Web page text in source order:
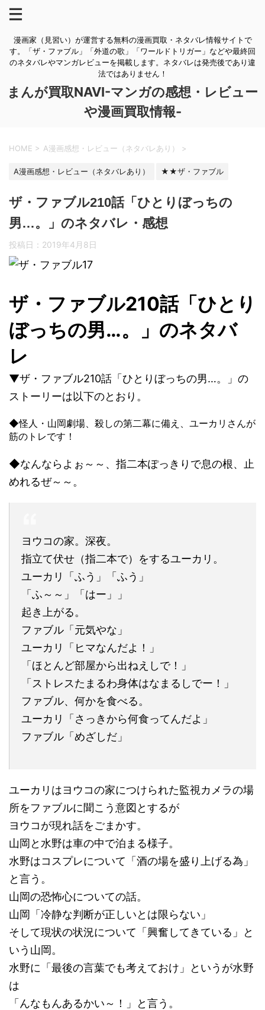
漫画家（見習い）が運営する無料の漫画買取・ネタバレ情報サイトで
す。「ザ・ファブル」「外道の歌」「ワールドトリガー」などや最終回
のネタバレやマンガレビューを掲載します。ネタバレは発売後であり違
法ではありません！
まんが買取NAVI-マンガの感想・レビュー
や漫画買取情報-
HOME > A漫画感想・レビュー（ネタバレあり） >
A漫画感想・レビュー（ネタバレあり） ★★ザ・ファブル
ザ・ファブル210話「ひとりぼっちの
男…。」のネタバレ・感想
投稿日： 2019年4月8日
ザ・ファブル210話「ひとり
ぼっちの男…。」のネタバ
レ
▼ザ・ファブル210話「ひとりぼっちの男…。」の
ストーリーは以下のとおり。
◆怪人・山岡劇場、殺しの第二幕に備え、ユーカリさんが
筋のトレです！
◆なんならよぉ～～、指二本ぽっきりで息の根、止
めれるぜ～～。
ヨウコの家。深夜。
指立て伏せ（指二本で）をするユーカリ。
ユーカリ「ふう」「ふう」
「ふ～～」「はー」」
起き上がる。
ファブル「元気やな」
ユーカリ「ヒマなんだよ！」
「ほとんど部屋から出ねえしで！」
「ストレスたまるわ身体はなまるしでー！」
ファブル、何かを食べる。
ユーカリ「さっきから何食ってんだよ」
ファブル「めざしだ」
ユーカリはヨウコの家につけられた監視カメラの場
所をファブルに聞こう意図とするが
ヨウコが現れ話をごまかす。
山岡と水野は車の中で泊まる様子。
水野はコスプレについて「酒の場を盛り上げる為」
と言う。
山岡の恐怖心についての話。
山岡「冷静な判断が正しいとは限らない」
そして現状の状況について「興奮してきている」と
いう山岡。
水野に「最後の言葉でも考えておけ」というが水野
は
「んなもんあるかい～！」と言う。